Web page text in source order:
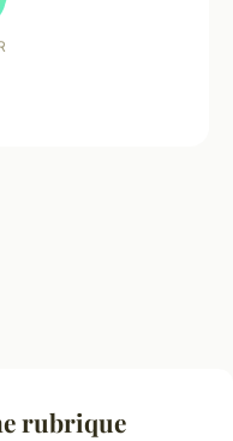
rubrique